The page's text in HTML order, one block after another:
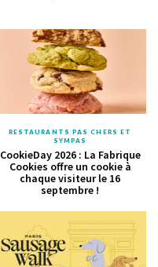
RESTAURANTS PAS CHERS ET
SYMPAS
CookieDay 2026 : La Fabrique
Cookies offre un cookie à
chaque visiteur le 16
septembre !